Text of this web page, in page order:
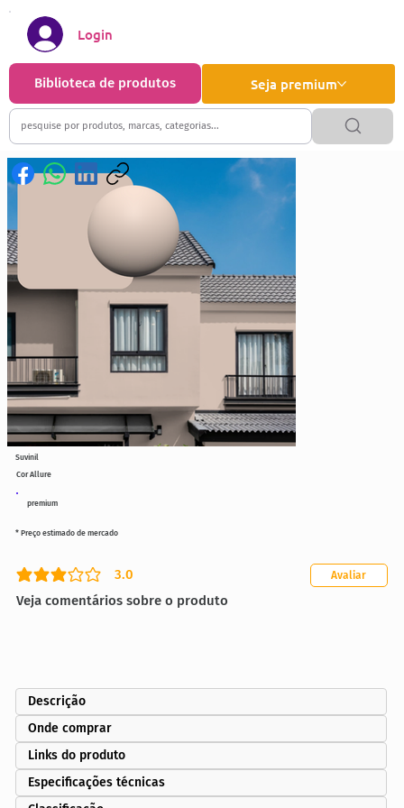
Seja premium
Biblioteca de produtos
Login
premium
Cor Allure
3.0
classificação média é 3 de 5
Veja comentários sobre o produto
Avaliar
* Preço estimado de mercado
Suvinil
Descrição
Onde comprar
Links do produto
Especificações técnicas